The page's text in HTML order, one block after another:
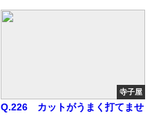
寺子屋
Q.226 カットがうまく打てませ